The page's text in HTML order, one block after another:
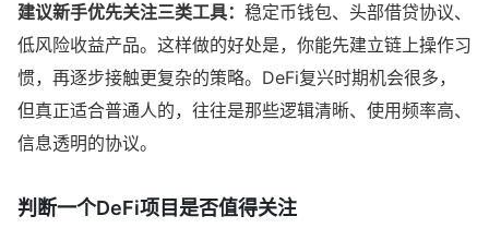
建议新手优先关注三类工具： 稳定币钱包、头部借贷协议、
低风险收益产品。这样做的好处是，你能先建立链上操作习
惯，再逐步接触更复杂的策略。DeFi复兴时期机会很多，
但真正适合普通人的，往往是那些逻辑清晰、使用频率高、
信息透明的协议。
判断一个DeFi项目是否值得关注